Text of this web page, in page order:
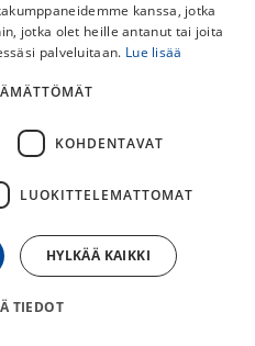
Unisize
KinetiCore suojaus ja
kanssa, jotka
jotka olet heille antanut tai joita
palveluitaan. Lue lisää
KOHDENTAVAT
LUOKITTELEMATTOMAT
HYLKÄÄ KAIKKI
TIEDOT